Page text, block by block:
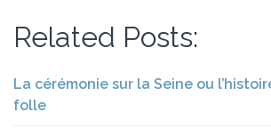
Related Posts:
La cérémonie sur la Seine ou
folle